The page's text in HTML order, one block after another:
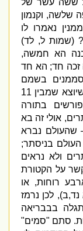
עשר של
שלשה,וקנמון
נאמרו לו
(שמות ל,לד)
הא חמשה,
חד;הא חד
בשמם
שמבין11
בתורה
,אולי זה בא
נברא
בניסתר;
ולא נראים
על הקטורת
רוחות,או
,ב),לכן נרמז
בבבריאה
סתם"סמים"